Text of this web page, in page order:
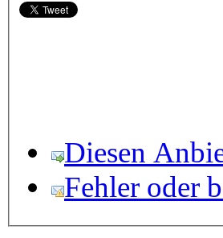
Diesen
Fehler oder